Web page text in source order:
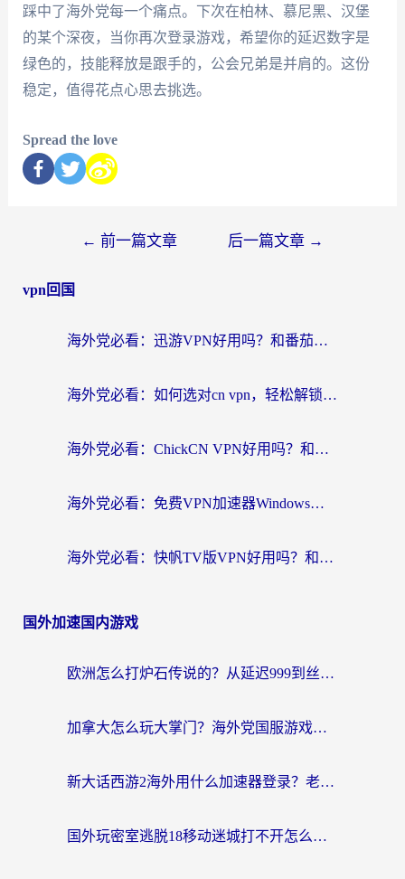
踩中了海外党每一个痛点。下次在柏林、慕尼黑、汉堡
的某个深夜，当你再次登录游戏，希望你的延迟数字是
绿色的，技能释放是跟手的，公会兄弟是并肩的。这份
稳定，值得花点心思去挑选。
Spread the love
← 前一篇文章 后一篇文章 →
vpn回国
海外党必看：迅游VPN好用吗？和番茄加速器VPN对比哪个回国效果更好？
海外党必看：如何选对cn vpn，轻松解锁国内影音游戏？
海外党必看：ChickCN VPN好用吗？和星河VPN对比哪个回国效果更好？附真实体验+避坑指南
海外党必看：免费VPN加速器Windows版怎么选？附真实测评与无缝访问国内资源指南
海外党必看：快帆TV版VPN好用吗？和hi龟龟VPN对比哪个回国效果更好？附免费加速器选择指南
国外加速国内游戏
欧洲怎么打炉石传说的？从延迟999到丝滑上分，我找到了靠谱加速器
加拿大怎么玩大掌门？海外党国服游戏加速避坑指南（附实用工具推荐）
新大话西游2海外用什么加速器登录？老玩家亲测有效的国服游戏加速指南
国外玩密室逃脱18移动迷城打不开怎么办？海外玩家亲测有效的解决指南